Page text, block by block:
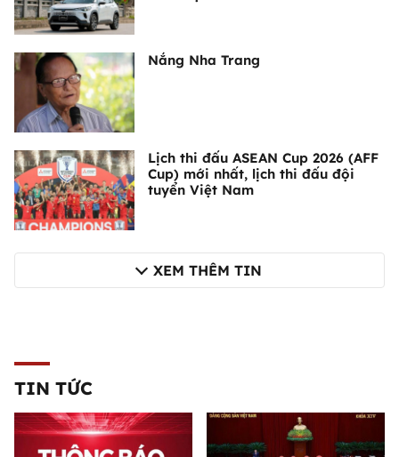
Nắng Nha Trang
Lịch thi đấu ASEAN Cup 2026 (AFF
Cup) mới nhất, lịch thi đấu đội
tuyển Việt Nam
XEM THÊM TIN
TIN TỨC